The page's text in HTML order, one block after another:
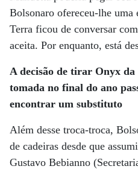
Bolsonaro ofereceu-lhe uma
Terra ficou de conversar
aceita. Por enquanto, está
A decisão de tirar Onyx
tomada no final do ano
encontrar um substituto
Além desse troca-troca,
de cadeiras desde que
Gustavo Bebianno